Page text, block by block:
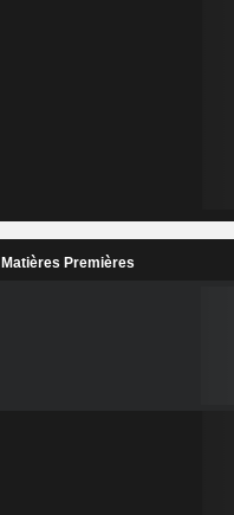
Matières Premières